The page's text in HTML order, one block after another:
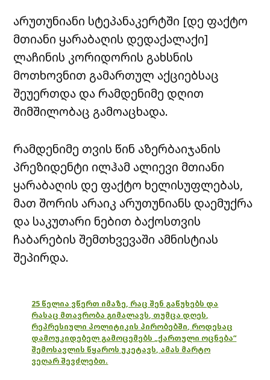
არუთუნიანი სტეპანაკერტში [დე ფაქტო
მთიანი ყარაბაღის დედაქალაქი]
ლაჩინის კორიდორის გახსნის
მოთხოვნით გამართულ აქციებსაც
შეუერთდა და რამდენიმე დღით
შიმშილობაც გამოაცხადა.
რამდენიმე თვის წინ აზერბაიჯანის
პრეზიდენტი ილჰამ ალიევი მთიანი
ყარაბაღის დე ფაქტო ხელისუფლებას,
მათ შორის არაიკ არუთუნიანს დაემუქრა
და საკუთარი ნებით ბაქოსთვის
ჩაბარების შემთხვევაში ამნისტიას
შეპირდა.
25 წელია ვწერთ იმაზე, რაც შენ გაწუხებს და
რასაც მთავრობა გიმალავს, თუმცა დღეს,
რეპრესიული პოლიტიკის პირობებში, როდესაც
დამოუკიდებელ გამოცემებს „ქართული ოცნება“
შემოსავლის წყაროს უკეტავს, ამას მარტო
ვეღარ შევძლებთ.